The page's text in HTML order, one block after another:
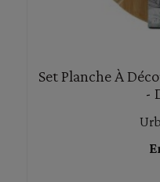
Set Planche À
-